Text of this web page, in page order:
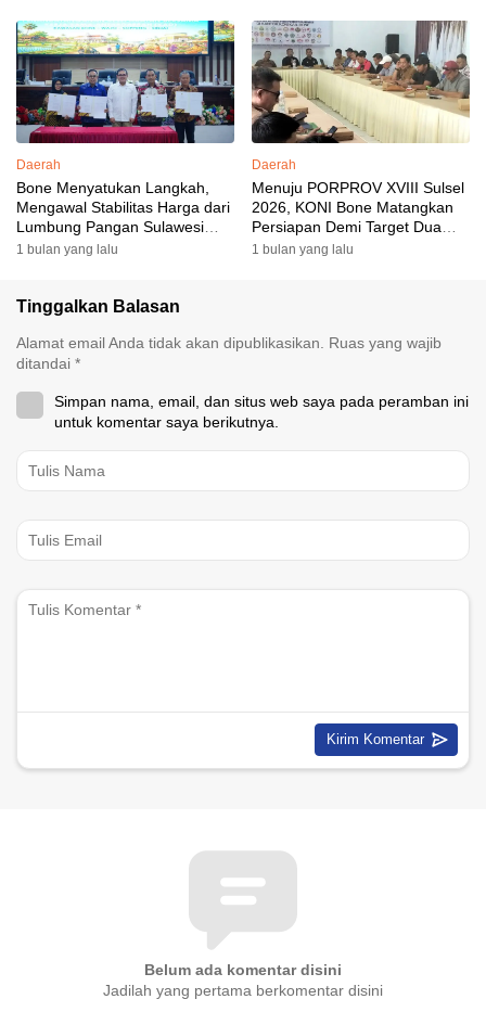
Targetkan Venue dan
Akomodasi Rampung
Daerah
Bone Menyatukan Langkah,
Mengawal Stabilitas Harga dari
Lumbung Pangan Sulawesi
Selatan
1 bulan yang lalu
Daerah
Menuju PORPROV XVIII Sulsel
2026, KONI Bone Matangkan
Persiapan Demi Target Dua
Besar
1 bulan yang lalu
Tinggalkan Balasan
Alamat email Anda tidak akan dipublikasikan. Ruas yang wajib
ditandai *
Simpan nama, email, dan situs web saya pada peramban ini
untuk komentar saya berikutnya.
Belum ada komentar disini
Jadilah yang pertama berkomentar disini